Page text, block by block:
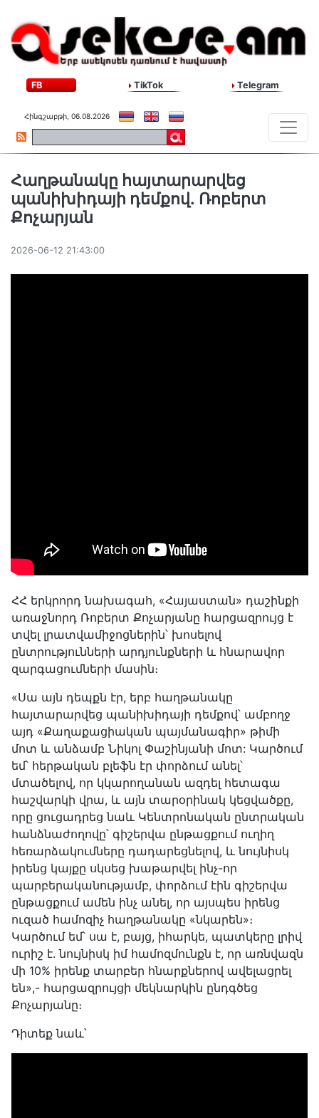
FB TikTok Telegram
Հինգշաբթի, 06.08.2026
Հաղթանակը հայտարարվեց
պանիխիդայի դեմքով․ Ռոբերտ
Քոչարյան
2026-06-12 21:43:00
ՀՀ երկրորդ նախագահ, «Հայաստան» դաշինքի
առաջնորդ Ռոբերտ Քոչարյանը հարցազրույց է
տվել լրատվամիջոցներին՝ խոսելով
ընտրությունների արդյունքների և հնարավոր
զարգացումների մասին։
«Սա այն դեպքն էր, երբ հաղթանակը
հայտարարվեց պանիխիդայի դեմքով՝ ամբողջ
այդ «Քաղաքացիական պայմանագիր» թիմի
մոտ և անձամբ Նիկոլ Փաշինյանի մոտ: Կարծում
եմ՝ հերթական բլեֆն էր փորձում անել՝
մտածելով, որ կկարողանան ազդել հետագա
հաշվարկի վրա, և այն տարօրինակ կեցվածքը,
որը ցուցադրեց նաև Կենտրոնական ընտրական
հանձնաժողովը՝ գիշերվա ընթացքում ուղիղ
հեռարձակումները դադարեցնելով, և նույնիսկ
իրենց կայքը սկսեց խաթարվել ինչ-որ
պարբերականությամբ, փորձում էին գիշերվա
ընթացքում ամեն ինչ անել, որ այսպես իրենց
ուզած համոզիչ հաղթանակը «նկարեն»։
Կարծում եմ՝ սա է, բայց, իհարկե, պատկերը լրիվ
ուրիշ է․ նույնիսկ իմ համոզմունքն է, որ առնվազն
մի 10% իրենք տարբեր հնարքներով ավելացրել
են»,- հարցազրույցի մեկնարկին ընդգծեց
Քոչարյանը։
Դիտեք նաև՝